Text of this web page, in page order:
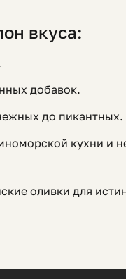
вкуса:
добавок.
до пикантных.
кухни и
оливки для